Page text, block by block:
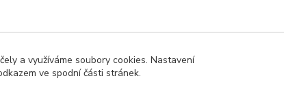
a využíváme soubory cookies. Nastavení
ve spodní části stránek.